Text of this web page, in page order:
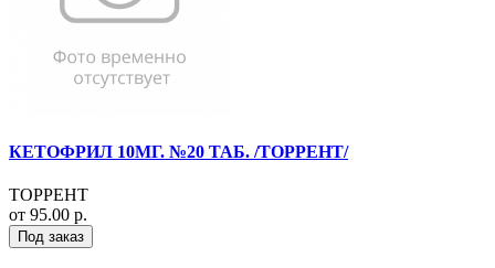
КЕТОФРИЛ 10МГ. №20 ТАБ. /ТОРРЕНТ/
ТОРРЕНТ
от 95.00 р.
Под заказ